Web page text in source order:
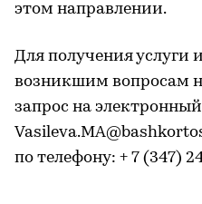
этом направлении.
Для получения услуги
возникшим вопросам
запрос на
по телефону: + 7 (347)